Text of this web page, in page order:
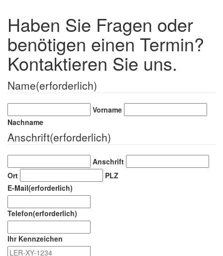
Haben Sie Fragen oder
benötigen einen Termin?
Kontaktieren Sie uns.
Name(erforderlich)
Vorname
Nachname
Anschrift(erforderlich)
Anschrift
Ort
PLZ
E-Mail(erforderlich)
Telefon(erforderlich)
Ihr Kennzeichen